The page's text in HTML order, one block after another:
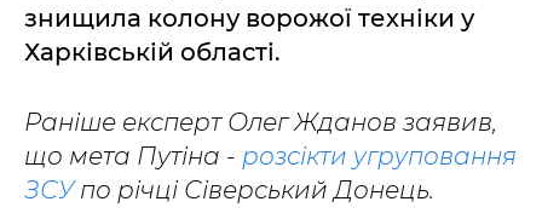
знищила колону ворожої техніки у
Харківській області.
Раніше експерт Олег Жданов заявив,
що мета Путіна - розсікти угруповання
ЗСУпо річці Сіверський Донець.